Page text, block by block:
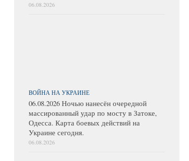
06.08.2026
ВОЙНА НА УКРАИНЕ
06.08.2026 Ночью нанесён очередной
массированный удар по мосту в Затоке,
Одесса. Карта боевых действий на
Украине сегодня.
06.08.2026